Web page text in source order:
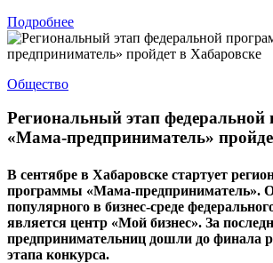
Подробнее
Общество
Региональный этап
«Мама-предприниматель»
В сентябре в Хабаровске стартует
программы «Мама-предприниматель».
популярного в бизнес-среде
является центр «Мой бизнес». За
предпринимательниц дошли до финала
этапа конкурса.